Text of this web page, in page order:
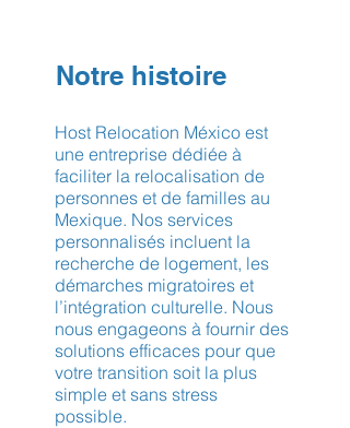
Notre histoire
Host Relocation México est
une entreprise dédiée à
faciliter la relocalisation de
personnes et de familles au
Mexique. Nos services
personnalisés incluent la
recherche de logement, les
démarches migratoires et
l’intégration culturelle. Nous
nous engageons à fournir des
solutions efficaces pour que
votre transition soit la plus
simple et sans stress
possible.